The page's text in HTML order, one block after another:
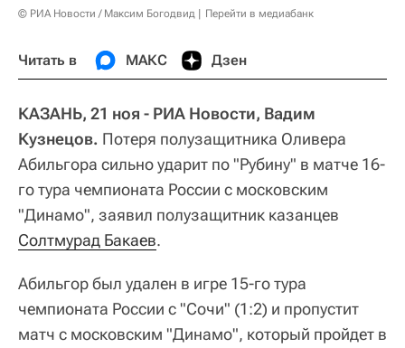
© РИА Новости / Максим Богодвид Перейти в медиабанк
Читать в МАКС Дзен
КАЗАНЬ, 21 ноя - РИА Новости, Вадим
Кузнецов. Потеря полузащитника Оливера
Абильгора сильно ударит по "Рубину" в матче 16-
го тура чемпионата России с московским
"Динамо", заявил полузащитник казанцев
Солтмурад Бакаев.
Абильгор был удален в игре 15-го тура
чемпионата России с "Сочи" (1:2) и пропустит
матч с московским "Динамо", который пройдет в